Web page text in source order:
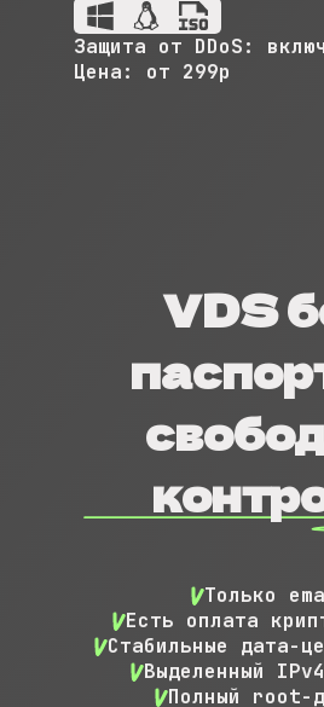
Защита от DDoS:
Цена:
от 299р
VDS
Только
Есть оплата
Стабильные дата-
Выделенный
Полный root-